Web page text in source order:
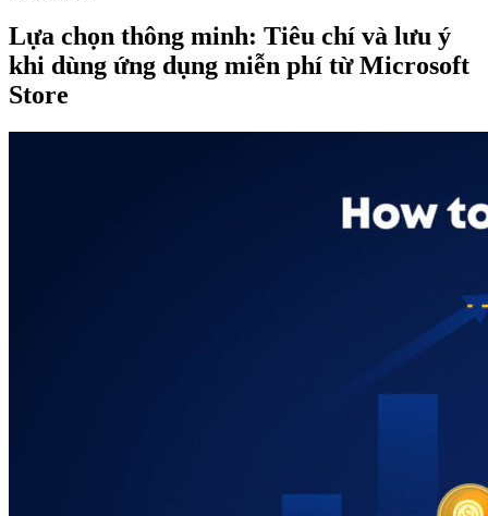
Lựa chọn thông minh: Tiêu chí và lưu ý
khi dùng ứng dụng miễn phí từ Microsoft
Store